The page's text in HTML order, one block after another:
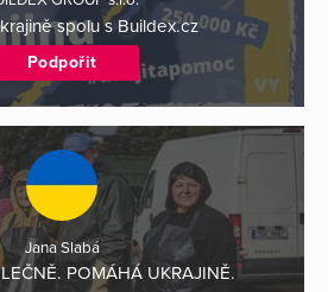
spolu s Buildex.cz
Podpořit
Jana Slabá
POMÁHÁ UKRAJINĚ.